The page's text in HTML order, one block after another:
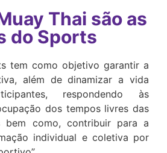
Thai são as
do Sports
tem como objetivo garantir a
além de dinamizar a vida
respondendo às
dos tempos livres das
bem como, contribuir para a
individual e coletiva por